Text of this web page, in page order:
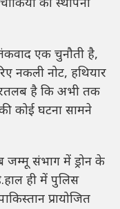
की स्थापना
एक चुनौती है,
नकली नोट, हथियार
है कि अभी तक
कोई घटना सामने
संभाग में ड्रोन के
ही में पुलिस
प्रायोजित